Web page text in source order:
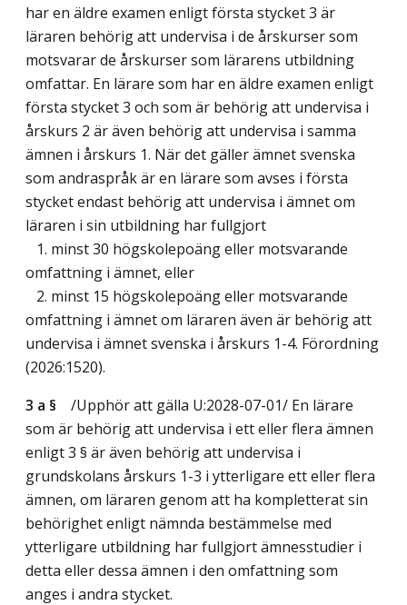
har en äldre examen enligt första stycket 3 är
läraren behörig att undervisa i de årskurser som
motsvarar de årskurser som lärarens utbildning
omfattar. En lärare som har en äldre examen enligt
första stycket 3 och som är behörig att undervisa i
årskurs 2 är även behörig att undervisa i samma
ämnen i årskurs 1. När det gäller ämnet svenska
som andraspråk är en lärare som avses i första
stycket endast behörig att undervisa i ämnet om
läraren i sin utbildning har fullgjort
1. minst 30 högskolepoäng eller motsvarande
omfattning i ämnet, eller
2. minst 15 högskolepoäng eller motsvarande
omfattning i ämnet om läraren även är behörig att
undervisa i ämnet svenska i årskurs 1-4. Förordning
(2026:1520).
3 a §
/Upphör att gälla U:2028-07-01/ En lärare
som är behörig att undervisa i ett eller flera ämnen
enligt 3 § är även behörig att undervisa i
grundskolans årskurs 1-3 i ytterligare ett eller flera
ämnen, om läraren genom att ha kompletterat sin
behörighet enligt nämnda bestämmelse med
ytterligare utbildning har fullgjort ämnesstudier i
detta eller dessa ämnen i den omfattning som
anges i andra stycket.